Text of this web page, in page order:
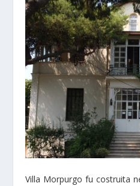
Villa Morpurgo fu costruita